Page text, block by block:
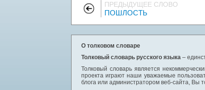
ПРЕДЫДУЩЕЕ СЛОВО
ПОШЛОСТЬ
О толковом словаре
Толковый словарь русского языка –
Толковый словарь является
проекта играют наши уважаемые
блога или администратором веб-сайта, Вы